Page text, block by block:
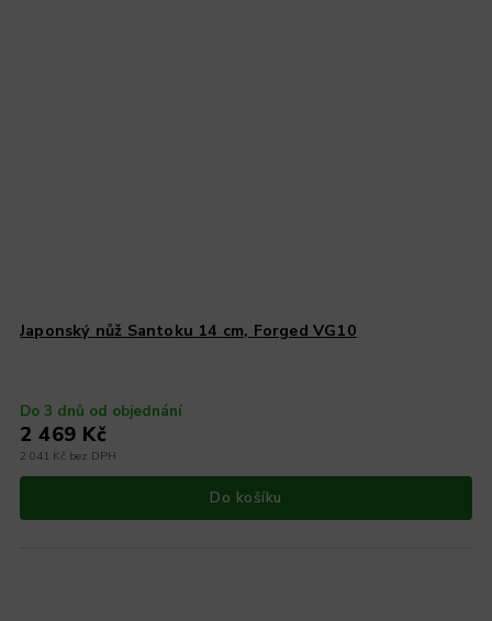
Japonský nůž Santoku 14 cm, Forged VG10
Do 3 dnů od objednání
2 041 Kč bez DPH
2 469 Kč
Do košíku